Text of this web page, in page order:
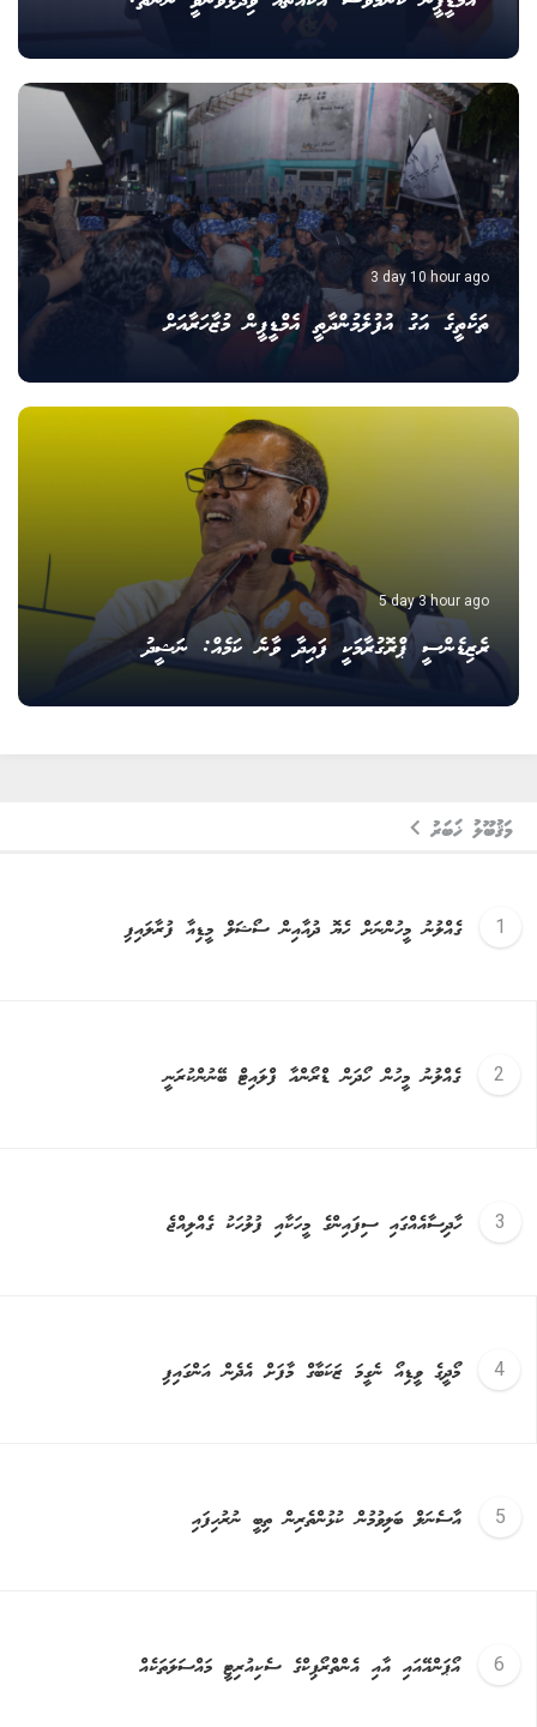
3 day 10 hour ago
ތަކެތީގެ އަގު އުފުލެމުންދާތީ އެމްޑީޕީން މުޒާހަރާއަށް
5 day 3 hour ago
ރެޒިޑެންސީ ޕްރޮގުރާމަކީ ފައިދާ ވާނެ ކަމެއް: ނަޝީދު
މަޤުބޫލު ޚަބަރު
ގެއްލުނު މީހުންނަށް ހެޔޮ ދުއާއިން ސޯޝަލް މީޑިއާ ފުރާލައިފި
ގެއްލުނު މީހުން ހޯދަން ޑްރޯންއާ ފްލައިޓް ބޭނުންކުރަނީ
ހާދިސާއެއްގައި ސިފައިންގެ މީހަކާއި ފުލުހަކު ގެއްލިއްޖެ
މޯދީގެ ވީޑިއޯ ނެގީމަ ޒަކަބާގް މާފަށް އެދެން އަންގައިފި
އާސެނަލް ބަލިވުމުން ކުޅުންތެރިން ތިބީ ނުރުހިފައި
އޯޕަންއޭއައި އާއި އެންތްރޯޕިކްގެ ސެކިއުރިޓީ މައްސަލަތަކެއް